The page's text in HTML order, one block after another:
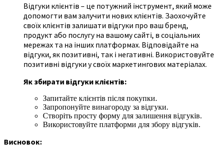
Відгуки клієнтів – це потужний інструмент, який може
допомогти вам залучити нових клієнтів. Заохочуйте
своїх клієнтів залишати відгуки про ваш бренд,
продукт або послугу на вашому сайті, в соціальних
мережах та на інших платформах. Відповідайте на
відгуки, як позитивні, так і негативні. Використовуйте
позитивні відгуки у своїх маркетингових матеріалах.
Як збирати відгуки клієнтів:
Запитайте клієнтів після покупки.
Запропонуйте винагороду за відгуки.
Створіть просту форму для залишення відгуків.
Використовуйте платформи для збору відгуків.
Висновок: